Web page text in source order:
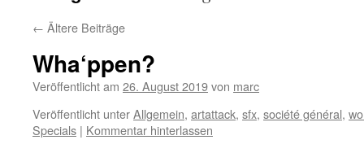
← Ältere Beiträge
Wha‘ppen?
Veröffentlicht am 26. August 2019von marc
Veröffentlicht unterAllgemein, artattack, sfx, société général,
Specials | Kommentar hinterlassen